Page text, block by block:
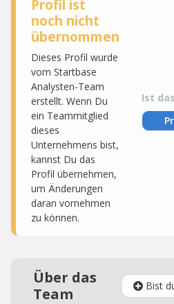
Profil ist
noch nicht
übernommen
Dieses Profil wurde
vom Startbase
Analysten-Team
erstellt. Wenn Du
ein Teammitglied
dieses
Unternehmens bist,
kannst Du das
Profil übernehmen,
um Änderungen
daran vornehmen
zu können.
Ist
Über das
Team
Bist